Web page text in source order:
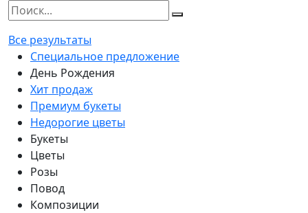
Все результаты
Специальное предложение
День Рождения
Хит продаж
Премиум букеты
Недорогие цветы
Букеты
Цветы
Розы
Повод
Композиции